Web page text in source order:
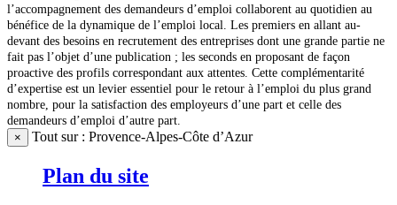
l’accompagnement des demandeurs d’emploi collaborent au quotidien au
bénéfice de la dynamique de l’emploi local. Les premiers en allant au-
devant des besoins en recrutement des entreprises dont une grande partie ne
fait pas l’objet d’une publication ; les seconds en proposant de façon
proactive des profils correspondant aux attentes. Cette complémentarité
d’expertise est un levier essentiel pour le retour à l’emploi du plus grand
nombre, pour la satisfaction des employeurs d’une part et celle des
demandeurs d’emploi d’autre part.
×
Tout sur : Provence-Alpes-Côte d’Azur
Plan du site